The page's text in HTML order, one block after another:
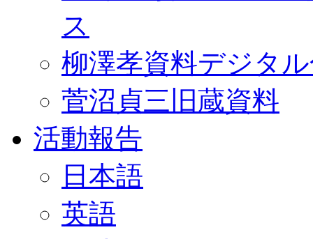
ス
柳澤孝資料デジタ
菅沼貞三旧蔵資料
活動報告
日本語
英語